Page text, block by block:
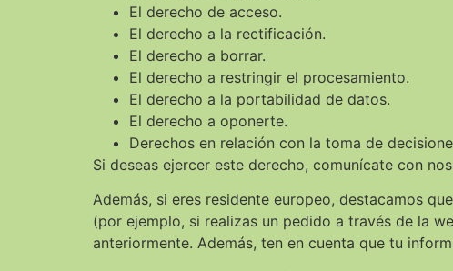
El derecho de acceso.
El derecho a la rectificación.
El derecho a borrar.
El derecho a restringir el procesamiento.
El derecho a la portabilidad de datos.
El derecho a oponerte.
Derechos en relación con la toma de
Si deseas ejercer este derecho, comunícate con
Además, si eres residente europeo, destacamos
(por ejemplo, si realizas un pedido a través de la
anteriormente. Además, ten en cuenta que tu